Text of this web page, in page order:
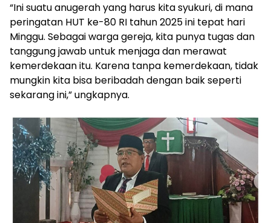
“Ini suatu anugerah yang harus kita syukuri, di mana
peringatan HUT ke-80 RI tahun 2025 ini tepat hari
Minggu. Sebagai warga gereja, kita punya tugas dan
tanggung jawab untuk menjaga dan merawat
kemerdekaan itu. Karena tanpa kemerdekaan, tidak
mungkin kita bisa beribadah dengan baik seperti
sekarang ini,” ungkapnya.